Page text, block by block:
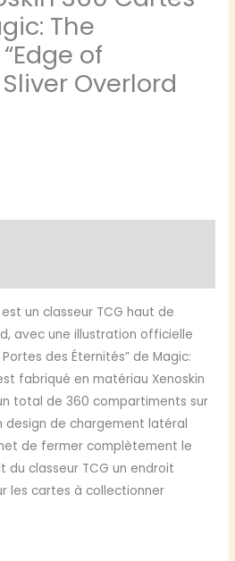
The
of
Overlord
un classeur TCG haut de
avec une illustration officielle
des Éternités” de Magic:
fabriqué en matériau Xenoskin
total de 360 compartiments sur
design de chargement latéral
de fermer complètement le
du classeur TCG un endroit
les cartes à collectionner